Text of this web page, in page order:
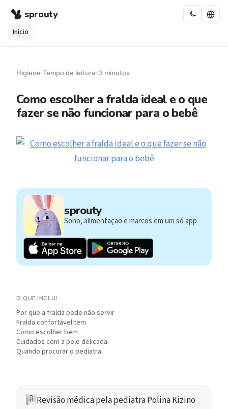
sprouty
Início
Higiene·Tempo de leitura: 3 minutos
Como escolher a fralda ideal e o que
fazer se não funcionar para o bebê
sprouty
Sono, alimentação e marcos em um só app
O QUE INCLUI
Por que a fralda pode não servir
Fralda confortável tem
Como escolher bem
Cuidados com a pele delicada
Quando procurar o pediatra
Revisão médica pela pediatra Polina Kizino